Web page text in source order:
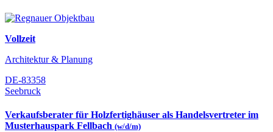
Vollzeit
Architektur & Planung
DE-83358
Seebruck
Verkaufsberater für Holzfertighäuser als Handelsvertreter im
Musterhauspark Fellbach (w/d/m)